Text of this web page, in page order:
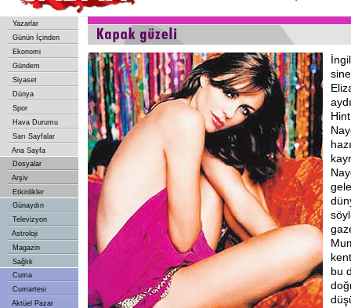
Yazarlar
Günün İçinden
Ekonomi
Gündem
Siyaset
Dünya
Spor
Hava Durumu
Sarı Sayfalar
Ana Sayfa
Dosyalar
Arşiv
Etkinlikler
Günaydın
Televizyon
Astroloji
Magazin
Sağlık
Cuma
Cumartesi
Aktüel Pazar
bu